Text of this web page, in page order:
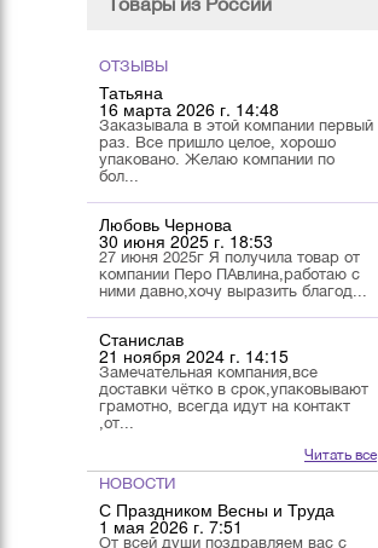
ОТЗЫВЫ
Татьяна
16 марта 2026 г. 14:48
Заказывала в этой компании первый
раз. Все пришло целое, хорошо
упаковано. Желаю компании по
бол...
Любовь Чернова
30 июня 2025 г. 18:53
27 июня 2025г Я получила товар от
компании Перо ПАвлина,работаю с
ними давно,хочу выразить благод...
Станислав
21 ноября 2024 г. 14:15
Замечательная компания,все
доставки чётко в срок,упаковывают
грамотно, всегда идут на контакт
,от...
Читать все
НОВОСТИ
С Праздником Весны и Труда
1 мая 2026 г. 7:51
От всей души поздравляем вас с